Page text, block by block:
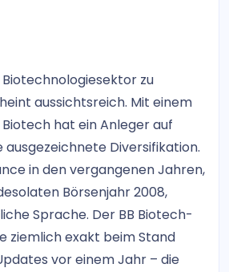
zu
aussichtsreich. Mit einem
hat ein Anleger auf
ausgezeichnete Diversifikation.
in den vergangenen Jahren,
Börsenjahr 2008,
Sprache. Der BB Biotech-
ziemlich exakt beim Stand
vor einem Jahr – die